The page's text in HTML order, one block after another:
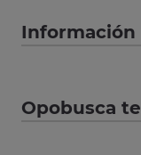
Información
Opobusca